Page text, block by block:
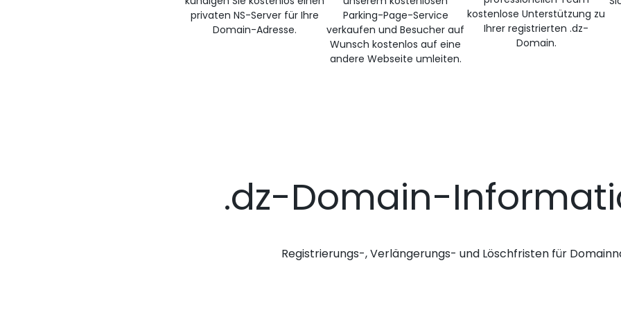
privaten NS-Server für Ihre
Domain-Adresse.
Parking-Page-Service
verkaufen und Besucher auf
Wunsch kostenlos auf eine
andere Webseite umleiten.
kostenlose Unterstützung zu
Ihrer registrierten .dz-
Domain.
.dz-Domain-
Registrierungs-, Verlängerungs- und Löschfristen für